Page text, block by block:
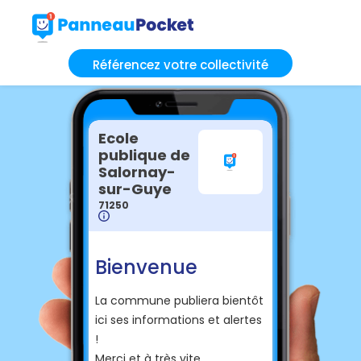
Référencez votre collectivité
Ecole
publique de
Salornay-
sur-Guye
71250
Bienvenue
La commune publiera bientôt
ici ses informations et alertes
!